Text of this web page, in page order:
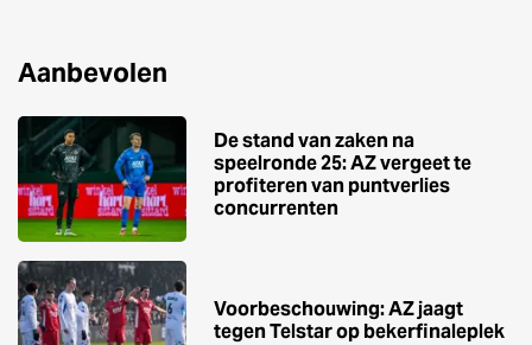
Aanbevolen
De stand van zaken na
speelronde 25: AZ vergeet te
profiteren van puntverlies
concurrenten
Voorbeschouwing: AZ jaagt
tegen Telstar op bekerfinaleplek